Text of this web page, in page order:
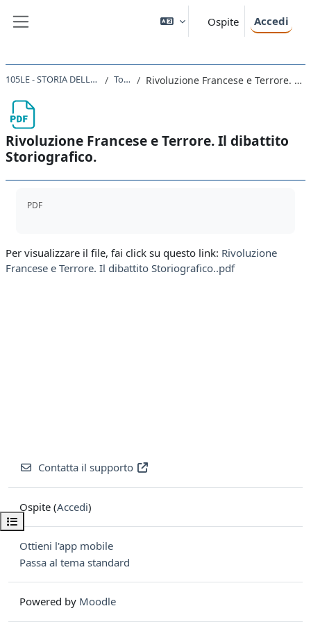
Ospite Accedi
Apri indice del corso
105LE - STORIA DELLA FRANCIA 2021 Topic 25 Rivoluzione Francese e Terrore. Il dibattito Storiografico.
Rivoluzione Francese e Terrore. Il dibattito
Storiografico.
PDF
Per visualizzare il file, fai click su questo link: Rivoluzione
Francese e Terrore. Il dibattito Storiografico..pdf
Contatta il supporto
Ospite (Accedi)
Ottieni l'app mobile
Passa al tema standard
Powered by Moodle